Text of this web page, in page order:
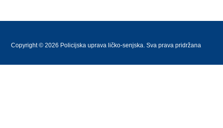
Copyright © 2026 Policijska uprava ličko-senjska. Sva prava pridržana